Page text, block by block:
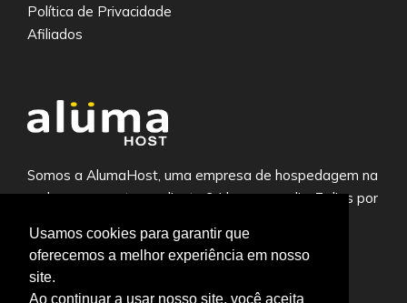
Usamos cookies para garantir que
oferecemos a melhor experiência em nosso
site.
Ao continuar a usar nosso site, você aceita
Política de Privacidade
Afiliados
Somos a AlumaHost, uma empresa de hospedagem na
web com suporte ao cliente 24 horas por dia, 7 dias por